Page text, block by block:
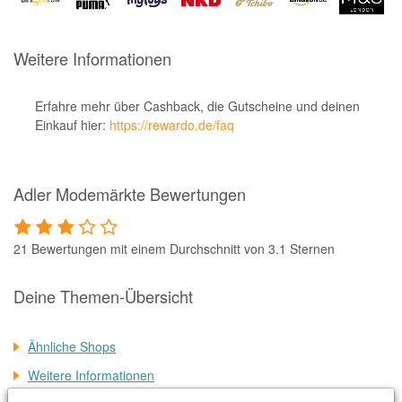
apodiscounter
OTTO Office
Udemy
Pets Deli
SNIPES
Click & Boat
XXXLutz
BADER
Weitere Informationen
Erfahre mehr über Cashback, die Gutscheine und deinen
Einkauf hier: https://rewardo.de/faq
Adler Modemärkte Bewertungen
21 Bewertungen mit einem Durchschnitt von 3.1 Sternen
Deine Themen-Übersicht
Ähnliche Shops
Weitere Informationen